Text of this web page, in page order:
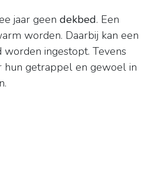
jaar geen dekbed. Een
worden. Daarbij kan een
worden ingestopt. Tevens
hun getrappel en gewoel in